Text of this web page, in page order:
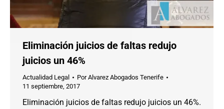
Eliminación juicios de faltas redujo
juicios un 46%
Actualidad Legal PorAlvarez Abogados Tenerife
11 septiembre, 2017
Eliminación juicios de faltas redujo juicios un 46%.